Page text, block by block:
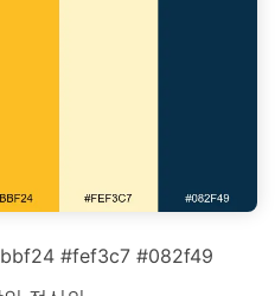
#fef3c7 #082f49